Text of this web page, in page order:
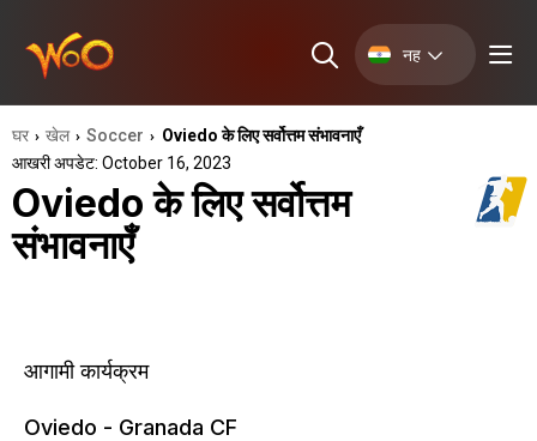
नह
घर › खेल › Soccer › Oviedo के लिए सर्वोत्तम संभावनाएँ
आखरी अपडेट: October 16, 2023
Oviedo के लिए सर्वोत्तम
संभावनाएँ
आगामी कार्यक्रम
Oviedo - Granada CF